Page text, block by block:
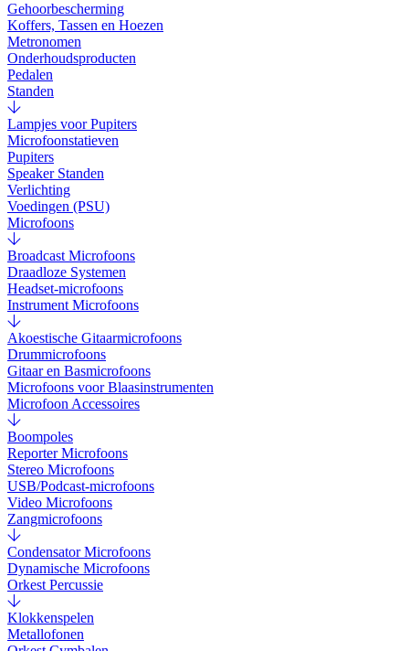
Gehoorbescherming
Koffers, Tassen en Hoezen
Metronomen
Onderhoudsproducten
Pedalen
Standen
Lampjes voor Pupiters
Microfoonstatieven
Pupiters
Speaker Standen
Verlichting
Voedingen (PSU)
Microfoons
Broadcast Microfoons
Draadloze Systemen
Headset-microfoons
Instrument Microfoons
Akoestische Gitaarmicrofoons
Drummicrofoons
Gitaar en Basmicrofoons
Microfoons voor Blaasinstrumenten
Microfoon Accessoires
Boompoles
Reporter Microfoons
Stereo Microfoons
USB/Podcast-microfoons
Video Microfoons
Zangmicrofoons
Condensator Microfoons
Dynamische Microfoons
Orkest Percussie
Klokkenspelen
Metallofonen